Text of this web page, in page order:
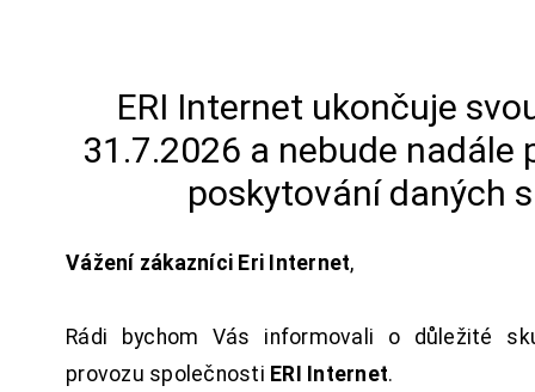
ERI Internet ukončuje
31.7.2026 a nebude nadále
poskytování daných
Vážení zákazníci Eri Internet,
Rádi bychom Vás informovali o důležité
provozu společnosti ERI Internet.